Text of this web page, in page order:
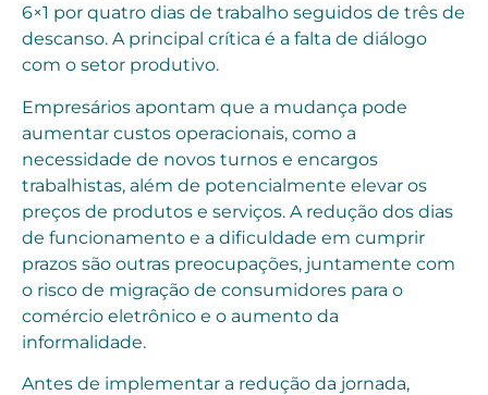
6×1 por quatro dias de trabalho seguidos de três de
descanso. A principal crítica é a falta de diálogo
com o setor produtivo.
Empresários apontam que a mudança pode
aumentar custos operacionais, como a
necessidade de novos turnos e encargos
trabalhistas, além de potencialmente elevar os
preços de produtos e serviços. A redução dos dias
de funcionamento e a dificuldade em cumprir
prazos são outras preocupações, juntamente com
o risco de migração de consumidores para o
comércio eletrônico e o aumento da
informalidade.
Antes de implementar a redução da jornada,